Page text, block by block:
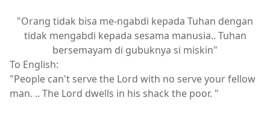
"Orang tidak bisa me-ngabdi kepada Tuhan dengan
tidak mengabdi kepada sesama manusia.. Tuhan
bersemayam di gubuknya si miskin"
To English:
"People can't serve the Lord with no serve your fellow
man. .. The Lord dwells in his shack the poor. "